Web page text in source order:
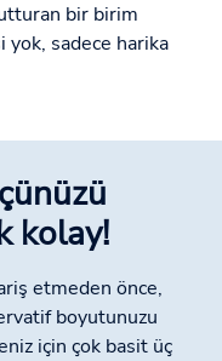
bir birim
yok, sadece harika
kolay!
etmeden önce,
boyutunuzu
için çok basit üç